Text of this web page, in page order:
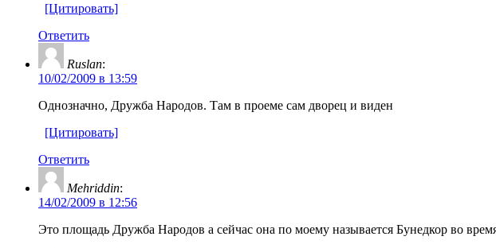
[Цитировать]
Ответить
Ruslan:
10/02/2009 в 13:59
Однозначно, Дружба Народов. Там в проеме сам дворец и виден
[Цитировать]
Ответить
Mehriddin:
14/02/2009 в 12:56
Это площадь Дружба Народов а сейчас она по моему называется Бунедкор во